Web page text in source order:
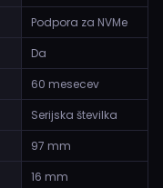
Podpora za NVMe
Da
60 mesecev
Serijska številka
97 mm
16 mm